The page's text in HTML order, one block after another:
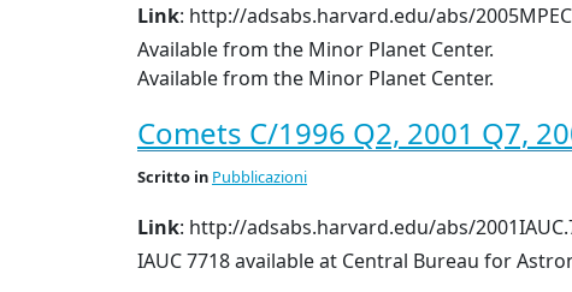
Link: http://adsabs.harvard.edu/abs/
Available from the Minor Planet Center.
Available from the Minor Planet Center.
Comets C/1996 Q2, 2001 Q7,
Scritto in Pubblicazioni
Link: http://adsabs.harvard.edu/abs/
IAUC7718 available at Central Bureau for